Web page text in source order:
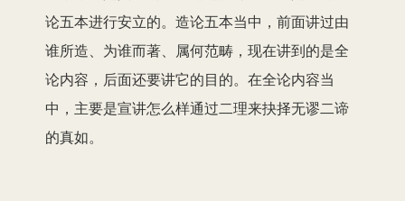
论五本进行安立的。造论五本当中，前面讲过由
谁所造、为谁而著、属何范畴，现在讲到的是全
论内容，后面还要讲它的目的。在全论内容当
中，主要是宣讲怎么样通过二理来抉择无谬二谛
的真如。